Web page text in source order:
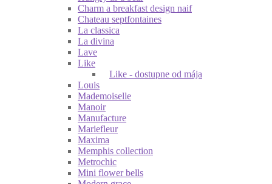
Charm a breakfast design naif
Chateau septfontaines
La classica
La divina
Lave
Like
Like - dostupne od mája
Louis
Mademoiselle
Manoir
Manufacture
Mariefleur
Maxima
Memphis collection
Metrochic
Mini flower bells